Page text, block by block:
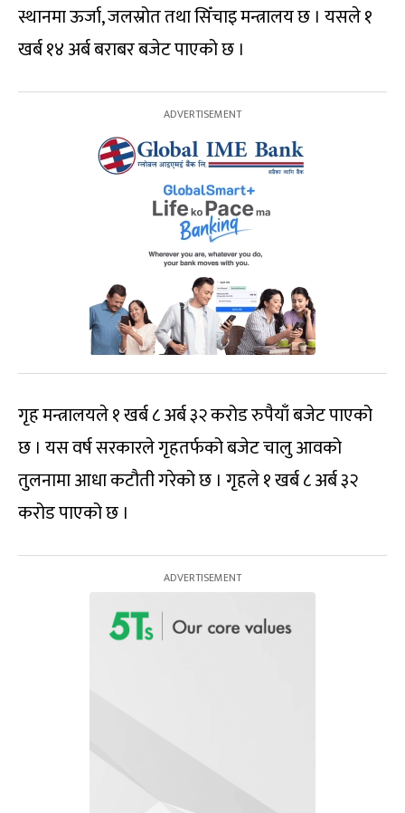
स्थानमा ऊर्जा, जलस्रोत तथा सिँचाइ मन्त्रालय छ । यसले १
खर्ब १४ अर्ब बराबर बजेट पाएको छ ।
गृह मन्त्रालयले १ खर्ब ८ अर्ब ३२ करोड रुपैयाँ बजेट पाएको
छ । यस वर्ष सरकारले गृहतर्फको बजेट चालु आवको
तुलनामा आधा कटौती गरेको छ । गृहले १ खर्ब ८ अर्ब ३२
करोड पाएको छ ।